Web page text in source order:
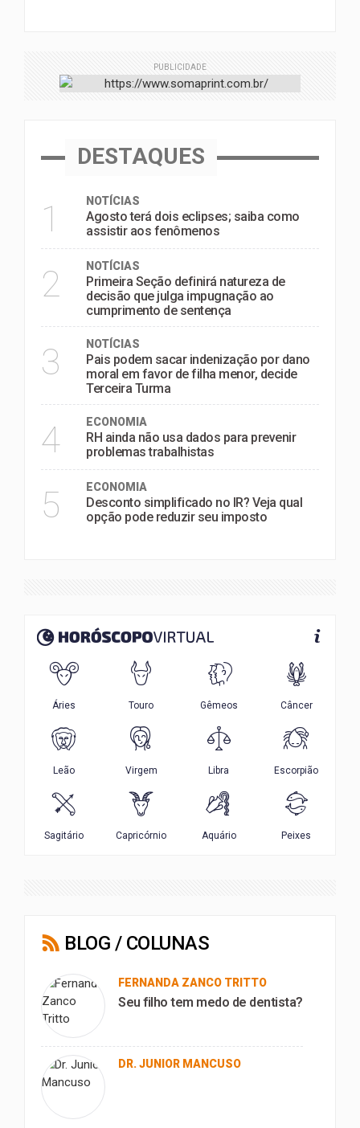
PUBLICIDADE
DESTAQUES
1 NOTÍCIAS
Agosto terá dois eclipses; saiba como
assistir aos fenômenos
2 NOTÍCIAS
Primeira Seção definirá natureza de
decisão que julga impugnação ao
cumprimento de sentença
3 NOTÍCIAS
Pais podem sacar indenização por dano
moral em favor de filha menor, decide
Terceira Turma
4 ECONOMIA
RH ainda não usa dados para prevenir
problemas trabalhistas
5 ECONOMIA
Desconto simplificado no IR? Veja qual
opção pode reduzir seu imposto
BLOG / COLUNAS
FERNANDA ZANCO TRITTO
Seu filho tem medo de dentista?
DR. JUNIOR MANCUSO